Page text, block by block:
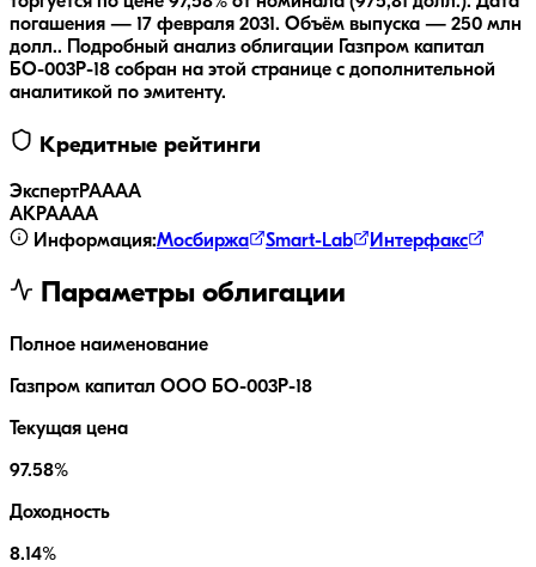
погашения — 17 февраля 2031. Объём выпуска — 250 млн
долл..
Подробный анализ облигации
Газпром капитал
БО-003Р-18 собран на этой странице с дополнительной
аналитикой по эмитенту.
Кредитные рейтинги
ЭкспертРАAAA
АКРАAAA
Информация:Мосбиржа Smart-Lab Интерфакс
Параметры облигации
Полное наименование
Газпром капитал ООО БО-003Р-18
Текущая цена
97.58%
Доходность
8.14%